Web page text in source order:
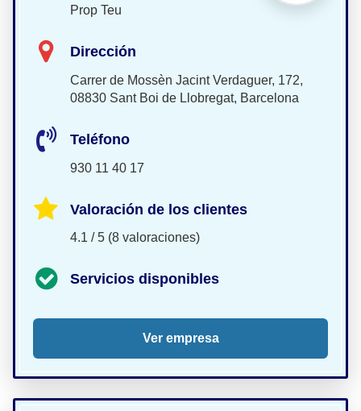
Prop Teu
Dirección
Carrer de Mossèn Jacint Verdaguer, 172,
08830 Sant Boi de Llobregat, Barcelona
Teléfono
930 11 40 17
Valoración de los clientes
4.1 / 5 (8 valoraciones)
Servicios disponibles
Ver empresa